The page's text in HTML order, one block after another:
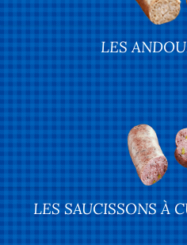
LES
LES SAUCISSONS À